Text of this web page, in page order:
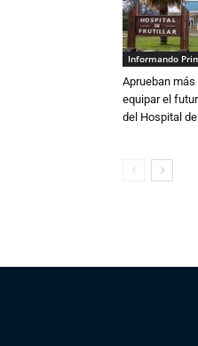
Informando
Aprueban
equipar el
del Hospital